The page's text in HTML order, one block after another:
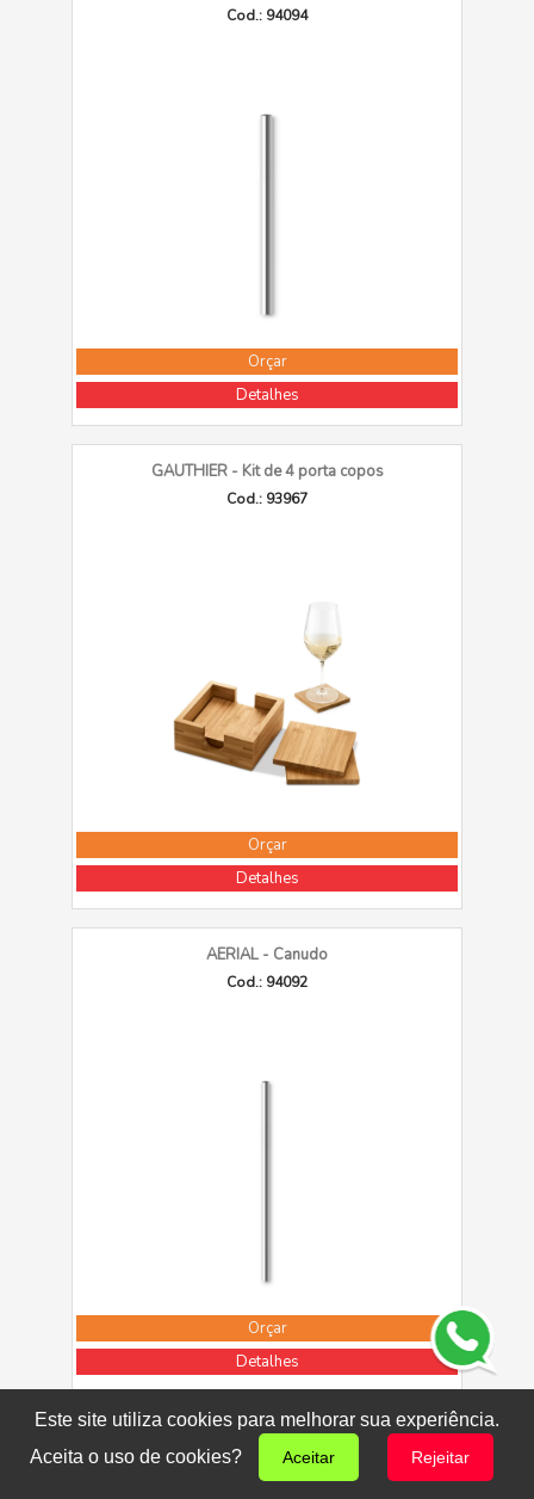
Cod.: 94094
Orçar
Detalhes
GAUTHIER - Kit de 4 porta copos
Cod.: 93967
Orçar
Detalhes
AERIAL - Canudo
Cod.: 94092
Orçar
Detalhes
PICKLED - Base de mesa com 3 potes
Cod.: 93885
Este site utiliza cookies para melhorar sua experiência.
Aceita o uso de cookies?
Aceitar Rejeitar